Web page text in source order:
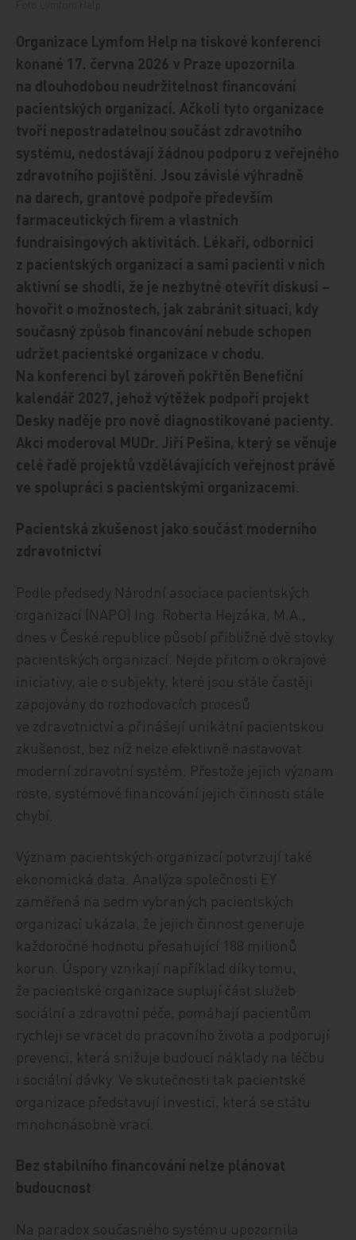
Organizace Lymfom Help na tiskové konferenci
konané 17. června 2026 v Praze upozornila
na dlouhodobou neudržitelnost financování
pacientských organizací. Ačkoli tyto organizace
tvoří nepostradatelnou součást zdravotního
systému, nedostávají žádnou podporu z veřejného
zdravotního pojištění. Jsou závislé výhradně
na darech, grantové podpoře především
farmaceutických firem a vlastních
fundraisingových aktivitách. Lékaři, odborníci
z pacientských organizací a sami pacienti v nich
aktivní se shodli, že je nezbytné otevřít diskusi –
hovořit o možnostech, jak zabránit situaci, kdy
současný způsob financování nebude schopen
udržet pacientské organizace v chodu.
Na konferenci byl zároveň pokřtěn Benefiční
kalendář 2027, jehož výtěžek podpoří projekt
Desky naděje pro nově diagnostikované pacienty.
Akci moderoval MUDr. Jiří Pešina, který se věnuje
celé řadě projektů vzdělávajících veřejnost právě
ve spolupráci s pacientskými organizacemi.
Pacientská zkušenost jako součást moderního
zdravotnictví
Podle předsedy Národní asociace pacientských
organizací (NAPO) Ing. Roberta Hejzáka, M.A.,
dnes v České republice působí přibližně dvě stovky
pacientských organizací. Nejde přitom o okrajové
iniciativy, ale o subjekty, které jsou stále častěji
zapojovány do rozhodovacích procesů
ve zdravotnictví a přinášejí unikátní pacientskou
zkušenost, bez níž nelze efektivně nastavovat
moderní zdravotní systém. Přestože jejich význam
roste, systémové financování jejich činnosti stále
chybí.
Význam pacientských organizací potvrzují také
ekonomická data. Analýza společnosti EY
zaměřená na sedm vybraných pacientských
organizací ukázala, že jejich činnost generuje
každoročně hodnotu přesahující 188 milionů
korun. Úspory vznikají například díky tomu,
že pacientské organizace suplují část služeb
sociální a zdravotní péče, pomáhají pacientům
rychleji se vracet do pracovního života a podporují
prevenci, která snižuje budoucí náklady na léčbu
i sociální dávky. Ve skutečnosti tak pacientské
organizace představují investici, která se státu
mnohonásobně vrací.
Bez stabilního financování nelze plánovat
budoucnost
Na paradox současného systému upozornila